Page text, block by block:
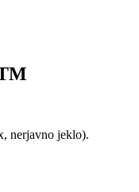
nerjavno jeklo).